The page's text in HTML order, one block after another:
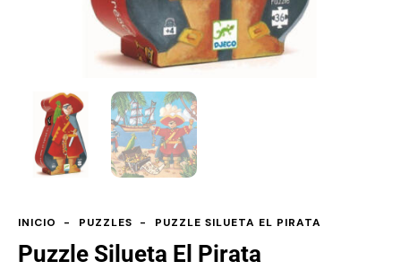
INICIO PUZZLES PUZZLE SILUETA EL PIRATA
Puzzle Silueta El Pirata